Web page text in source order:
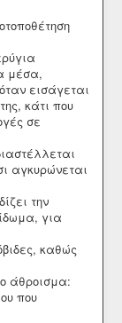
μέσα,
εισάγεται
κάτι που
σε
αγκυρώνεται
την
για
καθώς
άθροισμα:
που